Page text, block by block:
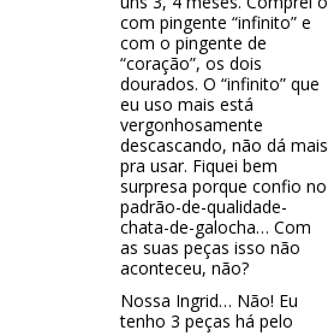
com pingente “infinito” e
com o pingente de
“coração”, os dois
dourados. O “infinito” que
eu uso mais está
vergonhosamente
descascando, não dá mais
pra usar. Fiquei bem
surpresa porque confio no
padrão-de-qualidade-
chata-de-galocha… Com
as suas peças isso não
aconteceu, não?
Nossa Ingrid… Não! Eu
tenho 3 peças há pelo